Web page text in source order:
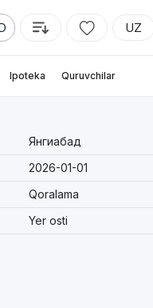
UZ
Ipoteka Quruvchilar
Янгиабад
2026-01-01
Qoralama
Yer osti